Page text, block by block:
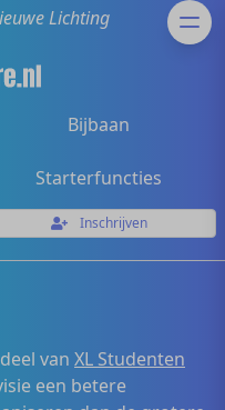
Lichting
Bijbaan
Starterfuncties
Inschrijven
van XL Studenten
een betere